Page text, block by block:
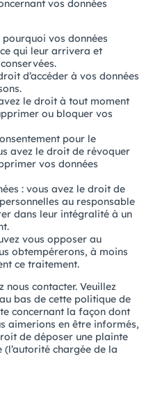
vos données
vos données
qui leur arrivera et
d’accéder à vos données
le droit à tout moment
ou bloquer vos
pour le
avez le droit de révoquer
vos données
: vous avez le droit de
au responsable
dans leur intégralité à un
vous opposer au
obtempérerons, à moins
ce traitement.
nous contacter. Veuillez
bas de cette politique de
concernant la façon dont
aimerions en être informés,
de déposer une plainte
chargée de la